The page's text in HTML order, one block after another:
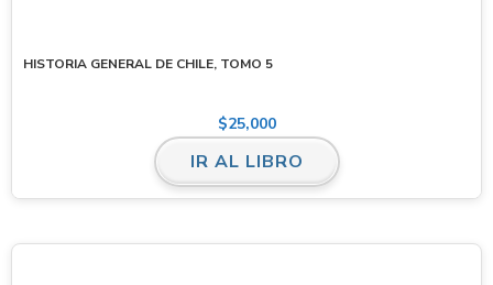
HISTORIA GENERAL DE CHILE, TOMO 5
$25,000
IR AL LIBRO